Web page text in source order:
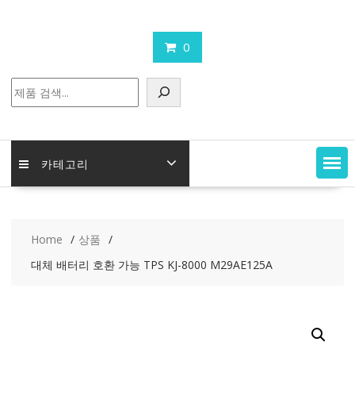
0
색
카테고리
Home
상품
대체 배터리 호환 가능 TPS KJ-8000 M29AE125A